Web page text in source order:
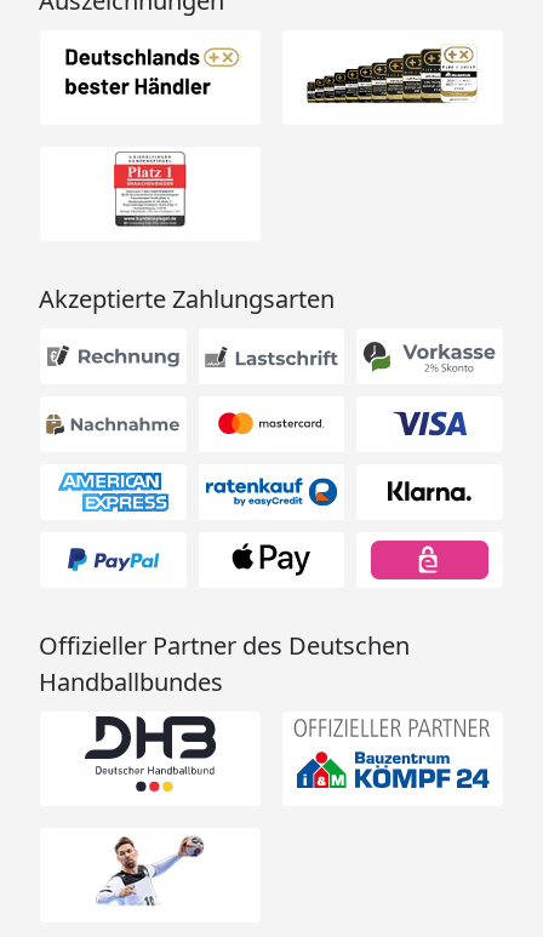
Akzeptierte Zahlungsarten
Offizieller Partner des Deutschen
Handballbundes